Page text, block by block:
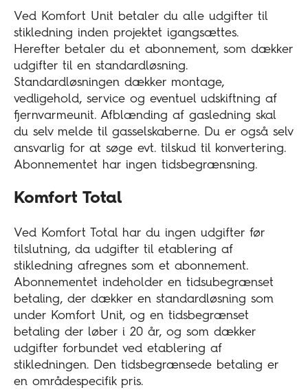
Ved Komfort Unit betaler du alle udgifter til
stikledning inden projektet igangsættes.
Herefter betaler du et abonnement, som dækker
udgifter til en standardløsning.
Standardløsningen dækker montage,
vedligehold, service og eventuel udskiftning af
fjernvarmeunit. Afblænding af gasledning skal
du selv melde til gasselskaberne. Du er også selv
ansvarlig for at søge evt. tilskud til konvertering.
Abonnementet har ingen tidsbegrænsning.
Komfort Total
Ved Komfort Total har du ingen udgifter før
tilslutning, da udgifter til etablering af
stikledning afregnes som et abonnement.
Abonnementet indeholder en tidsubegrænset
betaling, der dækker en standardløsning som
under Komfort Unit, og en tidsbegrænset
betaling der løber i 20 år, og som dækker
udgifter forbundet ved etablering af
stikledningen. Den tidsbegrænsede betaling er
en områdespecifik pris.